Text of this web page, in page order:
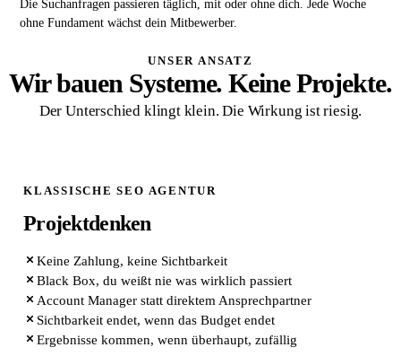
Die Suchanfragen passieren täglich, mit oder ohne dich. Jede Woche
ohne Fundament wächst dein Mitbewerber.
UNSER ANSATZ
Wir bauen Systeme. Keine Projekte.
Der Unterschied klingt klein. Die Wirkung ist riesig.
KLASSISCHE SEO AGENTUR
Projektdenken
Keine Zahlung, keine Sichtbarkeit
Black Box, du weißt nie was wirklich passiert
Account Manager statt direktem Ansprechpartner
Sichtbarkeit endet, wenn das Budget endet
Ergebnisse kommen, wenn überhaupt, zufällig